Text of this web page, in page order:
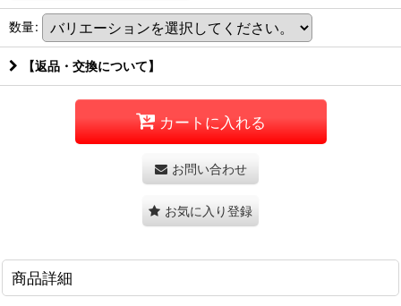
数量:
【返品・交換について】
カートに入れる
お問い合わせ
お気に入り登録
商品詳細